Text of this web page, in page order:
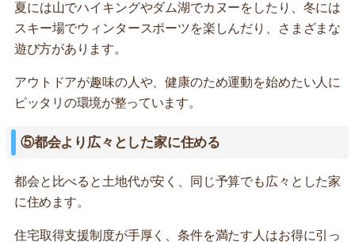
夏には山でハイキングやダム湖でカヌーをしたり、冬には
スキー場でウィンタースポーツを楽しんだり、さまざまな
遊び方があります。
アウトドアが趣味の人や、健康のため運動を始めたい人に
ピッタリの環境が整っています。
⑤都会より広々とした家に住める
都会と比べると土地代が安く、同じ予算でも広々とした家
に住めます。
住宅取得支援制度が手厚く、条件を満たす人はお得に引っ